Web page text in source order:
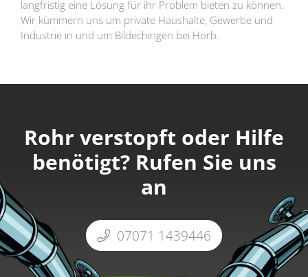
langfristig eine Lösung für ihr Problem bieten zu können.
Wir kümmern uns um private Haushalte, Gewerbe und
Industrie in und um Bildechingen bei Horb.
Rohr verstopft oder Hilfe
benötigt? Rufen Sie uns
an
07071 1439446